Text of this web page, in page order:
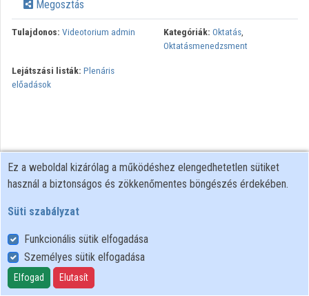
Közreműködők
Megosztás
Tulajdonos: Videotorium admin Kategóriák: Oktatás,
Oktatásmenedzsment
Lejátszási listák: Plenáris
előadások
Felhasználói szabályzat
Adatkezelési tájékoztató
Süti szabályzat
Ez a weboldal kizárólag a működéshez elengedhetetlen sütiket
használ a biztonságos és zökkenőmentes böngészés érdekében.
Süti szabályzat
Funkcionális sütik elfogadása
Személyes sütik elfogadása
Elfogad Elutasít